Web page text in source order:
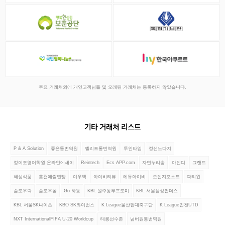
주요 거래처외에 개인고객님들 및 오래된 거래처는 등록하지 않았습니다.
기타 거래처 리스트
P & A Solution 좋은통번역원 엘리트통번역원 투인타임 정선노다지
정이조영어학원 온라인에세이 Reintech Ecs APP.com 자연누리숲 아렌디 그랜드
혜성식품 홍천애쌀찐빵 이우백 아이비리뷰 에듀아이비 오렌지포스트 파티윈
슬로우락 슬로우몰 Go 하동 KBL 원주동부프로미 KBL 서울삼성썬더스
KBL 서울SK나이츠 KBO SK와이번스 K League울산현대축구단 K League인천UTD
NXT InternationalFIFA U-20 Worldcup 태릉선수촌 넘버원통번역원